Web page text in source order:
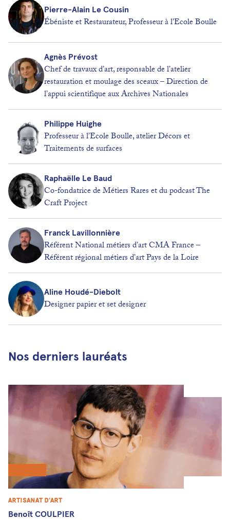
Pierre-Alain Le Cousin
Ébéniste et Restaurateur, Professeur à l’Ecole Boulle
Agnès Prévost
Chef de travaux d’art, responsable de l’atelier
restauration et moulage des sceaux – Direction de
l’appui scientifique aux Archives Nationales
Philippe Huighe
Professeur à l’Ecole Boulle, atelier Décors et
Traitements de surfaces
Raphaëlle Le Baud
Co-fondatrice de Métiers Rares et du podcast The
Craft Project
Franck Lavillonnière
Référent National métiers d’art CMA France –
Référent régional métiers d’art Pays de la Loire
Aline Houdé-Diebolt
Designer papier et set designer
Nos derniers lauréats
Artisanat d’art
Benoît COULPIER